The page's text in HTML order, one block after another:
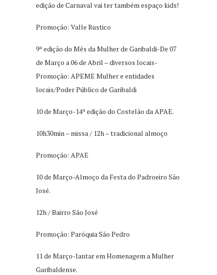
edição de Carnaval vai ter também espaço kids!
Promoção: Valle Rustico
9ª edição do Mês da Mulher de Garibaldi-De 07
de Março a 06 de Abril – diversos locais-
Promoção: APEME Mulher e entidades
locais/Poder Público de Garibaldi
10 de Março-14ª edição do Costelão da APAE.
10h30min – missa / 12h – tradicional almoço
Promoção: APAE
10 de Março-Almoço da Festa do Padroeiro São
José.
12h / Bairro São José
Promoção: Paróquia São Pedro
11 de Março-Jantar em Homenagem a Mulher
Garibaldense.